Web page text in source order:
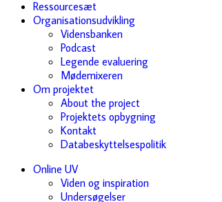
Ressourcesæt
Organisationsudvikling
Vidensbanken
Podcast
Legende evaluering
Mødemixeren
Om projektet
About the project
Projektets opbygning
Kontakt
Databeskyttelsespolitik
Online UV
Viden og inspiration
Undersøgelser